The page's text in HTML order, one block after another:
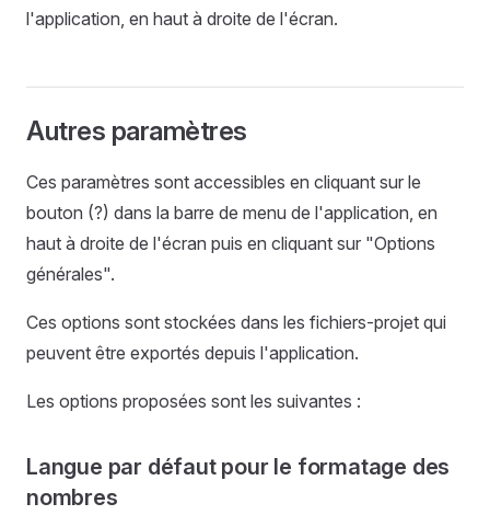
l'application, en haut à droite de l'écran.
Autres paramètres
Ces paramètres sont accessibles en cliquant sur le
bouton (?) dans la barre de menu de l'application, en
haut à droite de l'écran puis en cliquant sur "Options
générales".
Ces options sont stockées dans les fichiers-projet qui
peuvent être exportés depuis l'application.
Les options proposées sont les suivantes :
Langue par défaut pour le formatage des
nombres